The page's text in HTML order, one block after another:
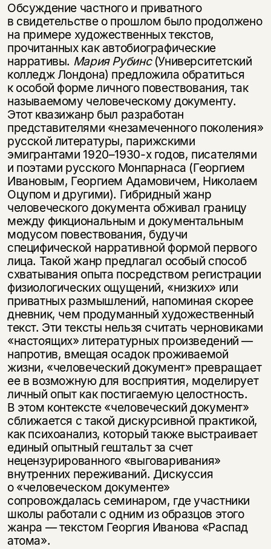
Обсуждение частного и приватного
в свидетельстве о прошлом было продолжено
на примере художественных текстов,
прочитанных как автобиографические
нарративы. Мария Рубинс(Университетский
колледж Лондона) предложила обратиться
к особой форме личного повествования, так
называемому человеческому документу.
Этот квазижанр был разработан
представителями «незамеченного поколения»
русской литературы, парижскими
эмигрантами 1920–1930-х годов, писателями
и поэтами русского Монпарнаса (Георгием
Ивановым, Георгием Адамовичем, Николаем
Оцупом и другими). Гибридный жанр
человеческого документа обживал границу
между фикциональным и документальным
модусом повествования, будучи
специфической нарративной формой первого
лица. Такой жанр предлагал особый способ
схватывания опыта посредством регистрации
физиологических ощущений, «низких» или
приватных размышлений, напоминая скорее
дневник, чем продуманный художественный
текст. Эти тексты нельзя считать черновиками
«настоящих» литературных произведений —
напротив, вмещая осадок проживаемой
жизни, «человеческий документ» превращает
ее в возможную для восприятия, моделирует
личный опыт как постигаемую целостность.
В этом контексте «человеческий документ»
сближается с такой дискурсивной практикой,
как психоанализ, который также выстраивает
единый опытный гештальт за счет
нецензурированного «выговаривания»
внутренних переживаний. Дискуссия
о «человеческом документе»
сопровождалась семинаром, где участники
школы работали с одним из образцов этого
жанра — текстом Георгия Иванова «Распад
атома».